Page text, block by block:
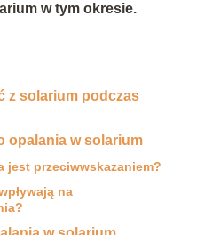
w tym okresie.
z solarium podczas
opalania w solarium
jest przeciwwskazaniem?
na